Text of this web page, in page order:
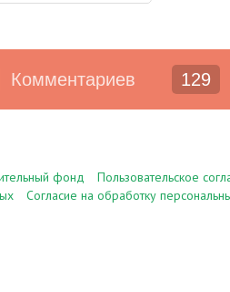
Комментариев 129
фонд Пользовательское
Согласие на обработку